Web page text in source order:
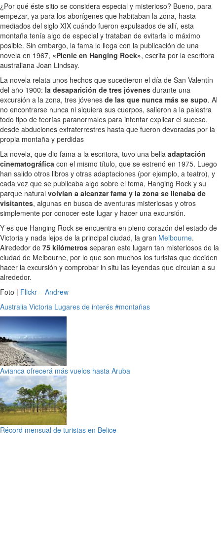
¿Por qué éste sitio se considera especial y misterioso? Bueno, para
empezar, ya para los aborígenes que habitaban la zona, hasta
mediados del siglo XIX cuándo fueron expulsados de allí, esta
montaña tenía algo de especial y trataban de evitarla lo máximo
posible. Sin embargo, la fama le llega con la publicación de una
novela en 1967, «Picnic en Hanging Rock», escrita por la escritora
australiana Joan Lindsay.
La novela relata unos hechos que sucedieron el día de San Valentín
del año 1900: la desaparición de tres jóvenes durante una
excursión a la zona, tres jóvenes de las que nunca más se supo. Al
no encontrarse nunca ni siquiera sus cuerpos, salieron a la palestra
todo tipo de teorías paranormales para intentar explicar el suceso,
desde abduciones extraterrestres hasta que fueron devoradas por la
propia montaña y perdidas
La novela, que dio fama a la escritora, tuvo una bella adaptación
cinematográfica con el mismo título, que se estrenó en 1975. Luego
han salido otros libros y otras adaptaciones (por ejemplo, a teatro), y
cada vez que se publicaba algo sobre el tema, Hanging Rock y su
parque natural volvían a alcanzar fama y la zona se llenaba de
visitantes, algunas en busca de aventuras misteriosas y otros
simplemente por conocer este lugar y hacer una excursión.
Y es que Hanging Rock se encuentra en pleno corazón del estado de
Victoria y nada lejos de la principal ciudad, la gran Melbourne.
Alrededor de 75 kilómetros separan este lugarn tan misteriosos de la
ciudad de Melbourne, por lo que son muchos los turistas que deciden
hacer la excursión y comprobar in situ las leyendas que circulan a su
alrededor.
Foto | Flickr – Andrew
Australia Victoria Lugares de interés #montañas
Avianca ofrecerá más vuelos hasta Aruba
Récord mensual de turistas en Belice